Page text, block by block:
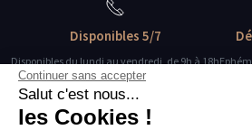
Disponibles 5/7
Disponibles du lundi au vendredi, de 9h à 18h
Des guides-explorateurs
Continuer sans accepter
Salut c'est nous...
les Cookies !